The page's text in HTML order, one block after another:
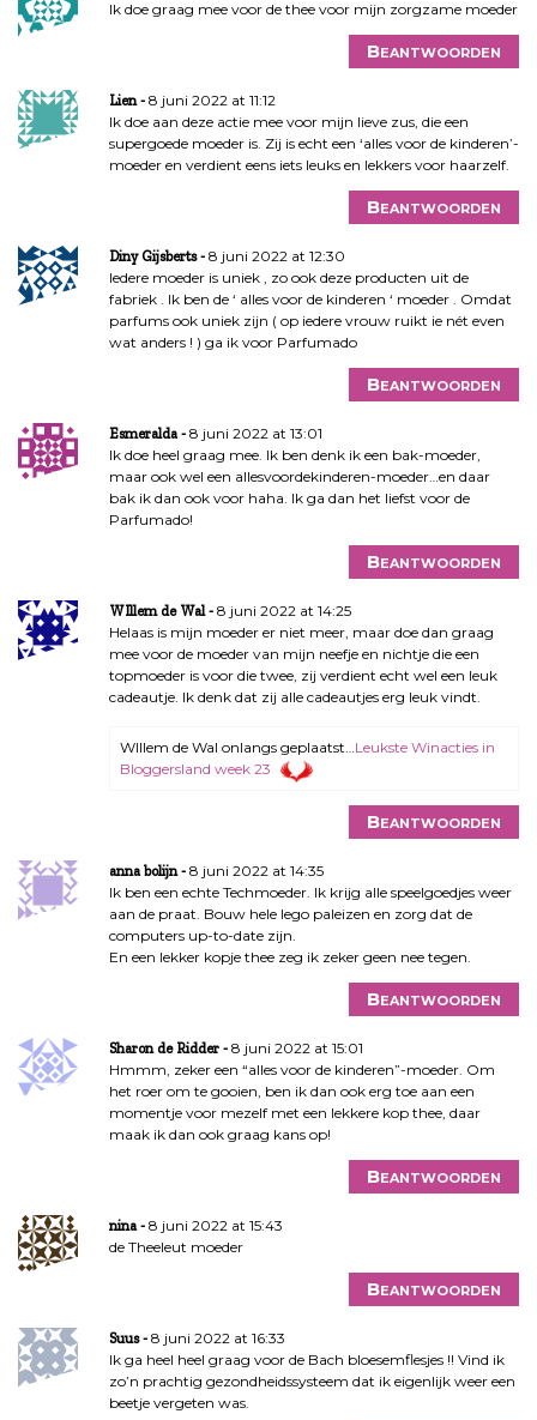
Ik doe graag mee voor de thee voor mijn zorgzame moeder
Beantwoorden
Lien
8 juni 2022 at 11:12
Ik doe aan deze actie mee voor mijn lieve zus, die een
supergoede moeder is. Zij is echt een ‘alles voor de kinderen’-
moeder en verdient eens iets leuks en lekkers voor haarzelf.
Beantwoorden
Diny Gijsberts
8 juni 2022 at 12:30
Iedere moeder is uniek , zo ook deze producten uit de
fabriek . Ik ben de ‘ alles voor de kinderen ‘ moeder . Omdat
parfums ook uniek zijn ( op iedere vrouw ruikt ie nét even
wat anders ! ) ga ik voor Parfumado
Beantwoorden
Esmeralda
8 juni 2022 at 13:01
Ik doe heel graag mee. Ik ben denk ik een bak-moeder,
maar ook wel een allesvoordekinderen-moeder…en daar
bak ik dan ook voor haha. Ik ga dan het liefst voor de
Parfumado!
Beantwoorden
WIllem de Wal
8 juni 2022 at 14:25
Helaas is mijn moeder er niet meer, maar doe dan graag
mee voor de moeder van mijn neefje en nichtje die een
topmoeder is voor die twee, zij verdient echt wel een leuk
cadeautje. Ik denk dat zij alle cadeautjes erg leuk vindt.
WIllem de Wal onlangs geplaatst… Leukste Winacties in
Bloggersland week 23
Beantwoorden
anna bolijn
8 juni 2022 at 14:35
Ik ben een echte Techmoeder. Ik krijg alle speelgoedjes weer
aan de praat. Bouw hele lego paleizen en zorg dat de
computers up-to-date zijn.
En een lekker kopje thee zeg ik zeker geen nee tegen.
Beantwoorden
Sharon de Ridder
8 juni 2022 at 15:01
Hmmm, zeker een “alles voor de kinderen”-moeder. Om
het roer om te gooien, ben ik dan ook erg toe aan een
momentje voor mezelf met een lekkere kop thee, daar
maak ik dan ook graag kans op!
Beantwoorden
nina
8 juni 2022 at 15:43
de Theeleut moeder
Beantwoorden
Suus
8 juni 2022 at 16:33
Ik ga heel heel graag voor de Bach bloesemflesjes !! Vind ik
zo’n prachtig gezondheidssysteem dat ik eigenlijk weer een
beetje vergeten was.